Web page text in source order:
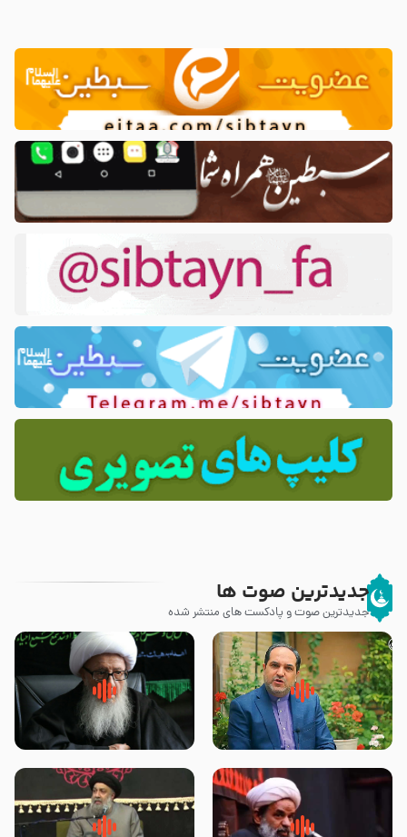
جدیدترین صوت ها
جدیدترین صوت و پادکست های منتشر شده
پیامبر صلی الله علیه وآله و سلم
فرمودند وای بر بچه های آخر
زوّار اربعین امام حسین (علیه
السلام) با این اشتیاق به زیارت